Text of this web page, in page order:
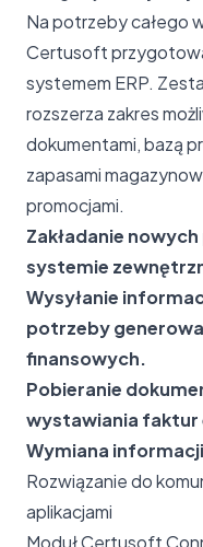
Na potrzeby całego
Certusoft
systemem ERP.
rozszerza zakres
dokumentami, bazą
zapasami
promocjami.
Zakładanie
systemie
Wysyłanie
potrzeby
finansowych.
Pobieranie
wystawiania
Wymiana
Rozwiązanie do
aplikacjami
Moduł Certusoft